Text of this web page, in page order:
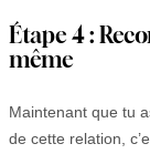
Étape 4 :
même
Maintenant que tu
de cette relation,